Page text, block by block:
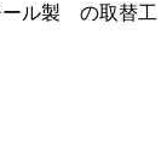
ル製 の取替工